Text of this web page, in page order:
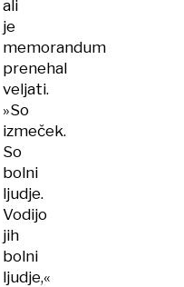
ali
je
memorandum
prenehal
veljati.
»So
izmeček.
So
bolni
ljudje.
Vodijo
jih
bolni
ljudje,«